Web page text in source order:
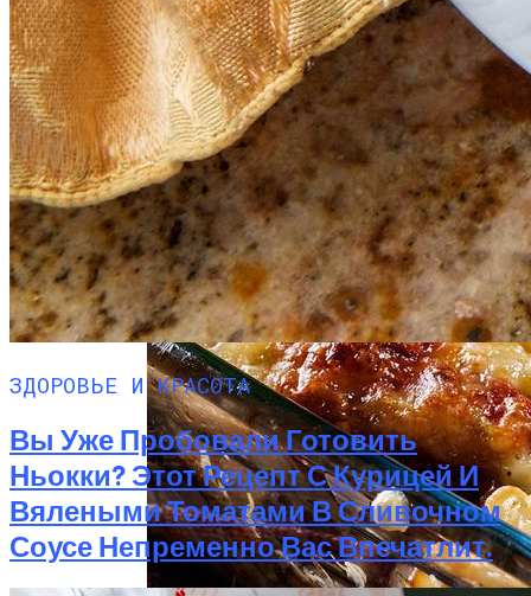
ЗДОРОВЬЕ И КРАСОТА
Вы Уже Пробовали Готовить
Ньокки? Этот Рецепт С Курицей И
Вялеными Томатами В Сливочном
Соусе Непременно Вас Впечатлит.